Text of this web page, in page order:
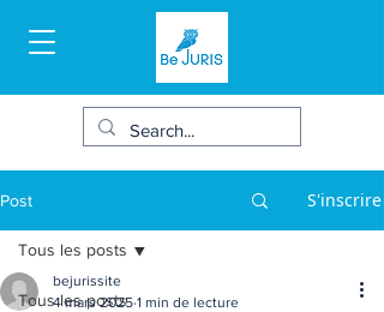
Post S'inscrire
Tous les posts
Tous les posts
bejurissite
4 mars 2025 1 min de lecture